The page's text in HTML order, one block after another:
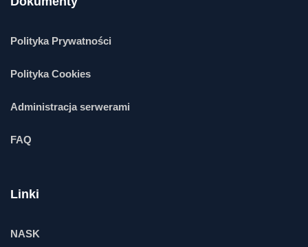
Polityka Prywatności
Polityka Cookies
Administracja serwerami
FAQ
Linki
NASK